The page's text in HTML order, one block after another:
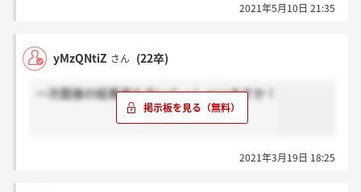
2021年5月10日 21:35
yMzQNtiZ さん (22卒)
一次面接の結果来た方いらっしゃいますか！
2021年3月19日 18:25